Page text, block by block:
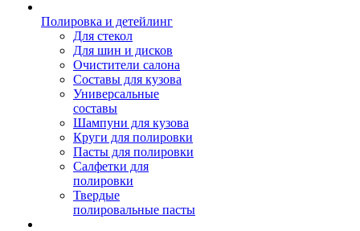
Полировка и детейлинг
Для стекол
Для шин и дисков
Очистители салона
Составы для кузова
Универсальные
составы
Шампуни для кузова
Круги для полировки
Пасты для полировки
Салфетки для
полировки
Твердые
полировальные пасты